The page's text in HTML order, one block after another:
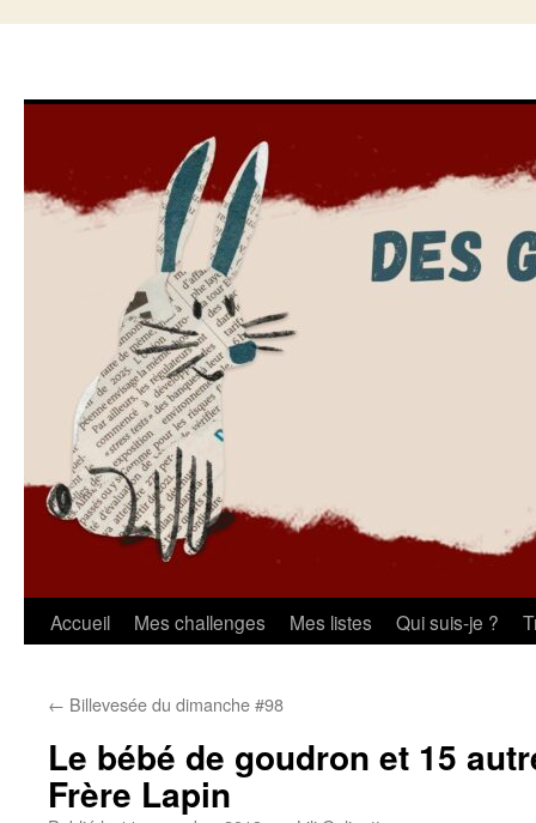
Aller
contenu
Accueil Mes challenges Mes listes Qui suis-je ?
← Billevesée du dimanche #98
Le bébé de goudron et 15
Frère Lapin